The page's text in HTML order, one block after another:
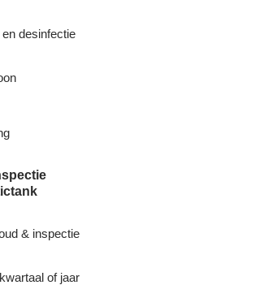
desinfectie
& inspectie
of jaar